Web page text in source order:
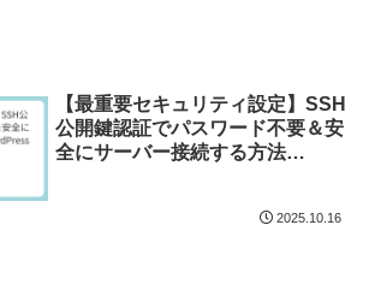
【最重要セキュリティ設定】SSH
公開鍵認証でパスワード不要＆安
全にサーバー接続する方法
2025.10.16